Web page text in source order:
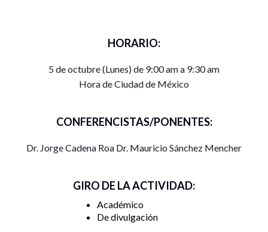
HORARIO:
5 de octubre (Lunes) de 9:00 am a 9:30 am
Hora de Ciudad de México
CONFERENCISTAS/PONENTES:
Dr. Jorge Cadena Roa Dr. Mauricio Sánchez Mencher
GIRO DE LA ACTIVIDAD:
Académico
De divulgación